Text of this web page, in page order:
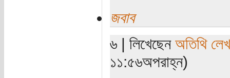
জবাব
৬ | লিখেছেন অতিথি
১১:৫৬অপরাহ্ন)